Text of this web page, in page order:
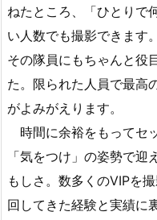
ねたところ、「ひとりで
い人数でも撮影できます
その隊員にもちゃんと役
た。限られた人員で最高
がよみがえります。
時間に余裕をもってセ
「気をつけ」の姿勢で
もしさ。数多くのVIPを
回してきた経験と実績に